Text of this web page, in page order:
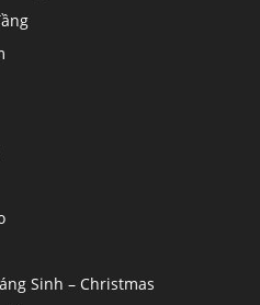
Sinh – Christmas